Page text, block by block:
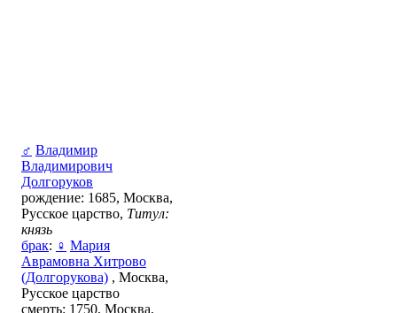
♂ Владимир
Владимирович
Долгоруков
рождение: 1685, Москва,
Русское царство, Титул:
князь
брак: ♀ Мария
Аврамовна Хитрово
(Долгорукова) , Москва,
Русское царство
смерть: 1750, Москва,